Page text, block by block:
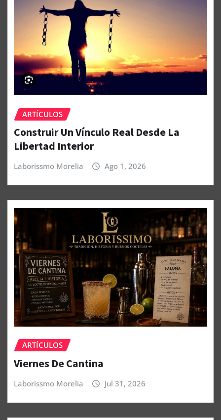
ARTÍCULOS
Construir Un Vínculo Real Desde La
Libertad Interior
Laborissmo Morelia Ago 1, 2026
ARTÍCULOS
Viernes De Cantina
Laborissmo Morelia Jul 31, 2026